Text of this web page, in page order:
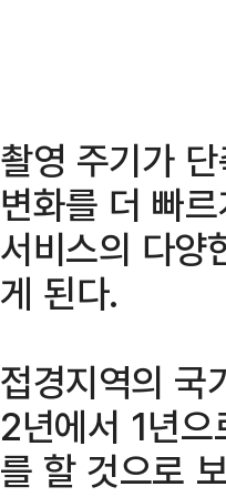
촬영 주기가
변화를 더 빠
서비스의 다양
게 된다.
접경지역의
2년에서 1년
를 할 것으로